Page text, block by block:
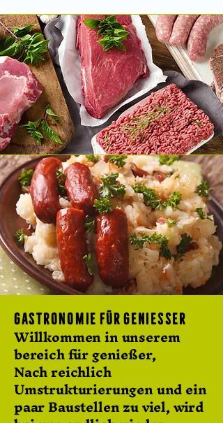
G a s t r o n o m i e F Ü R G E N I E S S E R
Willkommen in unserem
bereich für genießer,
Nach reichlich
Umstrukturierungen und ein
paar Baustellen zu viel, wird